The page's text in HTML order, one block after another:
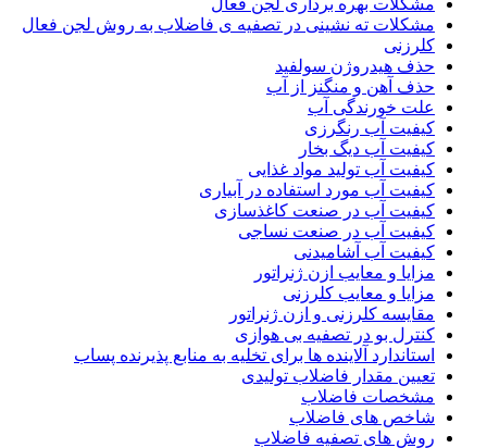
مشکلات ته نشینی در تصفیه ی فاضلاب به روش لجن فعال
کلرزنی
حذف هیدروژن سولفید
حذف آهن و منگنز از آب
علت خورندگی آب
کیفیت آب رنگرزی
کیفیت آب دیگ بخار
کیفیت آب تولید مواد غذایی
کیفیت آب مورد استفاده در آبیاری
کیفیت آب در صنعت کاغذسازی
کیفیت آب در صنعت نساجی
کیفیت آب آشامیدنی
مزایا و معایب ازن ژنراتور
مزایا و معایب کلرزنی
مقایسه کلرزنی و ازن ژنراتور
کنترل بو در تصفیه بی هوازی
استاندارد آلاینده ها برای تخلیه به منابع پذیرنده پساب
تعیین مقدار فاضلاب تولیدی
مشخصات فاضلاب
شاخص های فاضلاب
روش های تصفیه فاضلاب